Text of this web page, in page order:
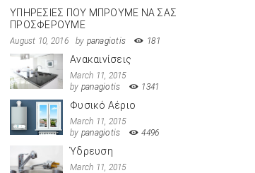
ΥΠΗΡΕΣΙΕΣ ΠΟΥ ΜΠΡΟΥΜΕ ΝΑ ΣΑΣ
ΠΡΟΣΦΕΡΟΥΜΕ
August 10, 2016 by panagiotis 181
Ανακαινίσεις
March 11, 2015
by panagiotis 1341
Φυσικό Αέριο
March 11, 2015
by panagiotis 4496
Ύδρευση
March 11, 2015